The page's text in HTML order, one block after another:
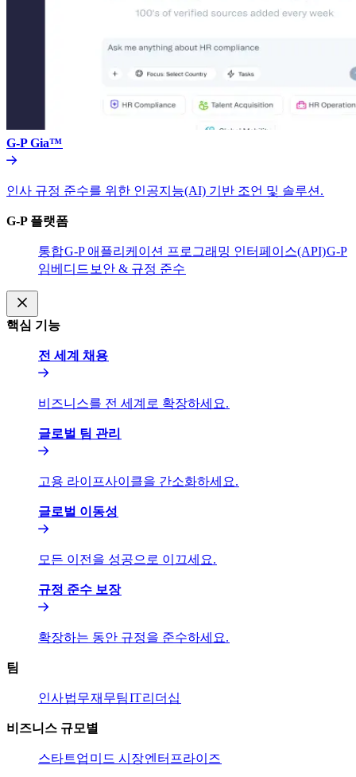
G-P Gia™​​
인사 규정 준수를 위한 인공지능(AI) 기반 조언 및 솔루션.​​
G-P 플랫폼​​
통합​​G-P 애플리케이션 프로그래밍 인터페이스(API)​​G-P
임베디드​​ 보안 & 규정 준수​​
핵심 기능​​
전 세계 채용​​
비즈니스를 전 세계로 확장하세요.​​
글로벌 팀 관리​​
고용 라이프사이클을 간소화하세요.​​
글로벌 이동성​​
모든 이전을 성공으로 이끄세요.​​
규정 준수 보장​​
확장하는 동안 규정을 준수하세요.​​
팀​​
인사​​법무​​재무팀​​IT​​리더십​​
비즈니스 규모별​​
스타트업​​ 미드 시장​​엔터프라이즈​​